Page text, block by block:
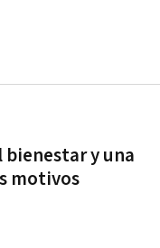
bienestar y una
motivos